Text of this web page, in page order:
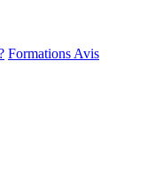
Formations Avis